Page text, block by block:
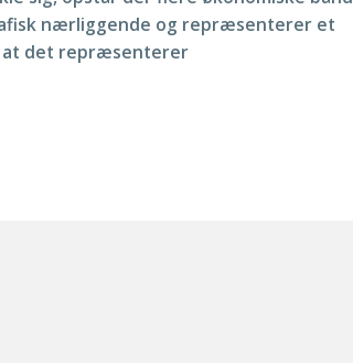
nærliggende og repræsenterer et
at det repræsenterer